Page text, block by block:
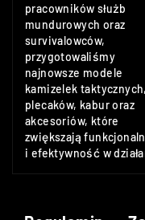
pracowników służb
mundurowych oraz
survivalowców,
przygotowaliśmy
najnowsze modele
kamizelek taktycznych,
plecaków, kabur oraz
akcesoriów, które
zwiększają
i efektywność w